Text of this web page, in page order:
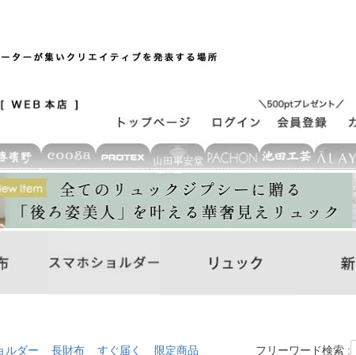
ルダー 長財布 すぐ届く 限定商品 フリーワード検索 :